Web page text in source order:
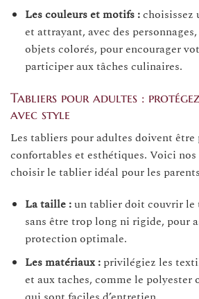
Les couleurs et motifs :choisissez
et attrayant, avec des
objets colorés, pour encourager
participer aux tâches culinaires.
Tabliers pour adultes :
avec style
Les tabliers pour adultes doivent être
confortables et esthétiques. Voici
choisir le tablier idéal pour les
La taille :un tablier doit couvrir le
sans être trop long ni rigide, pour
protection optimale.
Les matériaux :privilégiez les
et aux taches, comme le polyester